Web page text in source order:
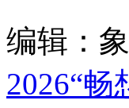
编辑：
2026“畅